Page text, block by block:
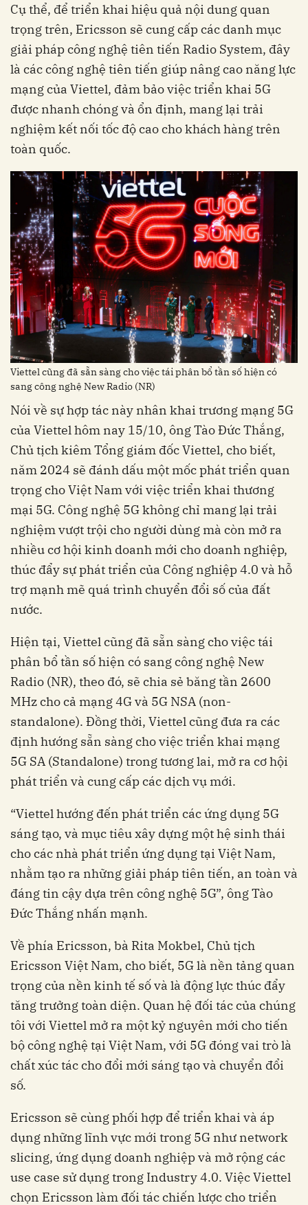
Cụ thể, để triển khai hiệu quả nội dung quan
trọng trên, Ericsson sẽ cung cấp các danh mục
giải pháp công nghệ tiên tiến Radio System, đây
là các công nghệ tiên tiến giúp nâng cao năng lực
mạng của Viettel, đảm bảo việc triển khai 5G
được nhanh chóng và ổn định, mang lại trải
nghiệm kết nối tốc độ cao cho khách hàng trên
toàn quốc.
Viettel cũng đã sẵn sàng cho việc tái phân bổ tần số hiện có
sang công nghệ New Radio (NR)
Nói về sự hợp tác này nhân khai trương mạng 5G
của Viettel hôm nay 15/10, ông Tào Đức Thắng,
Chủ tịch kiêm Tổng giám đốc Viettel, cho biết,
năm 2024 sẽ đánh dấu một mốc phát triển quan
trọng cho Việt Nam với việc triển khai thương
mại 5G. Công nghệ 5G không chỉ mang lại trải
nghiệm vượt trội cho người dùng mà còn mở ra
nhiều cơ hội kinh doanh mới cho doanh nghiệp,
thúc đẩy sự phát triển của Công nghiệp 4.0 và hỗ
trợ mạnh mẽ quá trình chuyển đổi số của đất
nước.
Hiện tại, Viettel cũng đã sẵn sàng cho việc tái
phân bổ tần số hiện có sang công nghệ New
Radio (NR), theo đó, sẽ chia sẻ băng tần 2600
MHz cho cả mạng 4G và 5G NSA (non-
standalone). Đồng thời, Viettel cũng đưa ra các
định hướng sẵn sàng cho việc triển khai mạng
5G SA (Standalone) trong tương lai, mở ra cơ hội
phát triển và cung cấp các dịch vụ mới.
“Viettel hướng đến phát triển các ứng dụng 5G
sáng tạo, và mục tiêu xây dựng một hệ sinh thái
cho các nhà phát triển ứng dụng tại Việt Nam,
nhằm tạo ra những giải pháp tiên tiến, an toàn và
đáng tin cậy dựa trên công nghệ 5G”, ông Tào
Đức Thắng nhấn mạnh.
Về phía Ericsson, bà Rita Mokbel, Chủ tịch
Ericsson Việt Nam, cho biết, 5G là nền tảng quan
trọng của nền kinh tế số và là động lực thúc đẩy
tăng trưởng toàn diện. Quan hệ đối tác của chúng
tôi với Viettel mở ra một kỷ nguyên mới cho tiến
bộ công nghệ tại Việt Nam, với 5G đóng vai trò là
chất xúc tác cho đổi mới sáng tạo và chuyển đổi
số.
Ericsson sẽ cùng phối hợp để triển khai và áp
dụng những lĩnh vực mới trong 5G như network
slicing, ứng dụng doanh nghiệp và mở rộng các
use case sử dụng trong Industry 4.0. Việc Viettel
chọn Ericsson làm đối tác chiến lược cho triển